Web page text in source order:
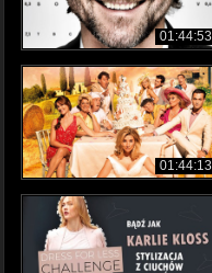
01:44:53
01:44:13